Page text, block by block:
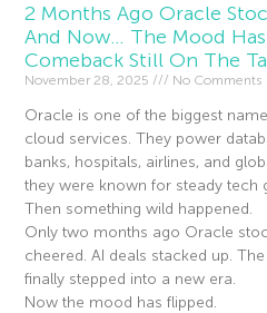
2 Months Ago Oracle
And Now… The Mood
Comeback Still On The
November 28, 2025 No Comments
Oracle is one of the biggest
cloud services. They power
banks, hospitals, airlines, and
they were known for steady tech
Then something wild happened.
Only two months ago Oracle
cheered. AI deals stacked up.
finally stepped into a new era.
Now the mood has flipped.